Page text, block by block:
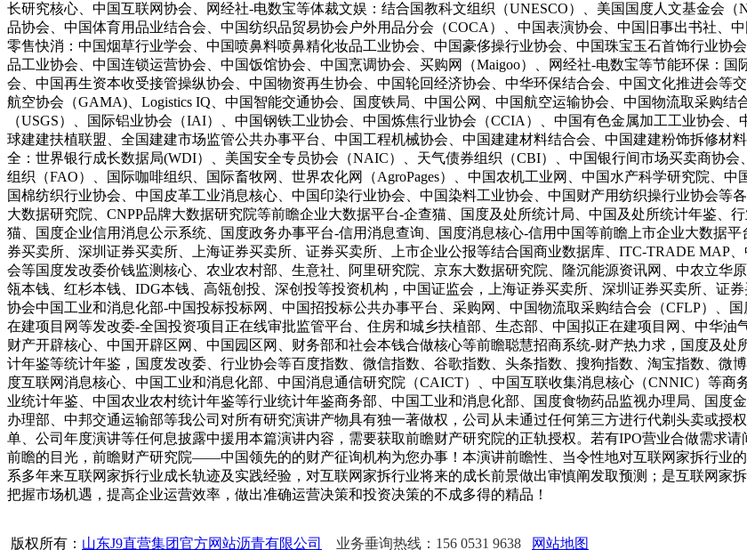
长研究核心、中国互联网协会、网经社-电数宝等体裁文娱：结合国教科文组织（UNESCO）、美国国度人文基金会
品协会、中国体育用品业结合会、中国纺织品贸易协会户外用品分会（COCA）、中国表演协会、中国旧事出书社、
零售快消：中国烟草行业学会、中国喷鼻料喷鼻精化妆品工业协会、中国豪侈操行业协会、中国珠宝玉石首饰行业协
品工业协会、中国连锁运营协会、中国饭馆协会、中国烹调协会、买购网（Maigoo）、网经社-电数宝等节能环保：
会、中国再生资本收受接管操纵协会、中国物资再生协会、中国轮回经济协会、中华环保结合会、中国文化推进会等
航空协会（GAMA)、Logistics IQ、中国智能交通协会、国度铁局、中国公网、中国航空运输协会、中国物流取采购
（USGS）、国际铝业协会（IAI）、中国钢铁工业协会、中国炼焦行业协会（CCIA）、中国有色金属加工工业协会
球建建扶植联盟、全国建建市场监管公共办事平台、中国工程机械协会、中国建建材料结合会、中国建建粉饰拆修材
全：世界银行成长数据局(WDI）、美国安全专员协会（NAIC）、天气债券组织（CBI）、中国银行间市场买卖商协
组织（FAO）、国际咖啡组织、国际畜牧网、世界农化网（AgroPages）、中国农机工业网、中国水产科学研究院、
国棉纺织行业协会、中国皮革工业消息核心、中国印染行业协会、中国染料工业协会、中国财产用纺织操行业协会等
大数据研究院、CNPP品牌大数据研究院等前瞻企业大数据平台-企查猫、国度及处所统计局、中国及处所统计年鉴、
猫、国度企业信用消息公示系统、国度政务办事平台-信用消息查询、国度消息核心-信用中国等前瞻上市企业大数据
券买卖所、深圳证券买卖所、上海证券买卖所、证券买卖所、上市企业公报等结合国商业数据库、ITC-TRADE MAP
会等国度发改委价钱监测核心、农业农村部、生意社、阿里研究院、京东大数据研究院、隆沉能源资讯网、中农立华
瓴本钱、红杉本钱、IDG本钱、高瓴创投、深创投等投资机构，中国证监会，上海证券买卖所、深圳证券买卖所、证
协会中国工业和消息化部-中国投标投标网、中国招投标公共办事平台、采购网、中国物流取采购结合会（CFLP）、
在建项目网等发改委-全国投资项目正在线审批监管平台、住房和城乡扶植部、生态部、中国拟正在建项目网、中华
财产开辟核心、中国开辟区网、中国园区网、财务部和社会本钱合做核心等前瞻聪慧招商系统-财产热力求，国度及
计年鉴等统计年鉴，国度发改委、行业协会等百度指数、微信指数、谷歌指数、头条指数、搜狗指数、淘宝指数、微
度互联网消息核心、中国工业和消息化部、中国消息通信研究院（CAICT）、中国互联收集消息核心（CNNIC）等
业统计年鉴、中国农业农村统计年鉴等行业统计年鉴商务部、中国工业和消息化部、国度食物药品监视办理局、国度
办理部、中邦交通运输部等我公司对所有研究演讲产物具有独一著做权，公司从未通过任何第三方进行代剃头卖或授
单、公司年度演讲等任何息披露中援用本篇演讲内容，需要获取前瞻财产研究院的正轨授权。若有IPO营业合做需求
前瞻的目光，前瞻财产研究院——中国领先的的财产征询机构为您办事！本演讲前瞻性、当令性地对互联网家拆行业
系多年来互联网家拆行业成长轨迹及实践经验，对互联网家拆行业将来的成长前景做出审慎阐发取预测；是互联网家
把握市场机遇，提高企业运营效率，做出准确运营决策和投资决策的不成多得的精品！
版权所有： 山东J9直营集团官方网站沥青有限公司 业务垂询热线：156 0531 9638 网站地图